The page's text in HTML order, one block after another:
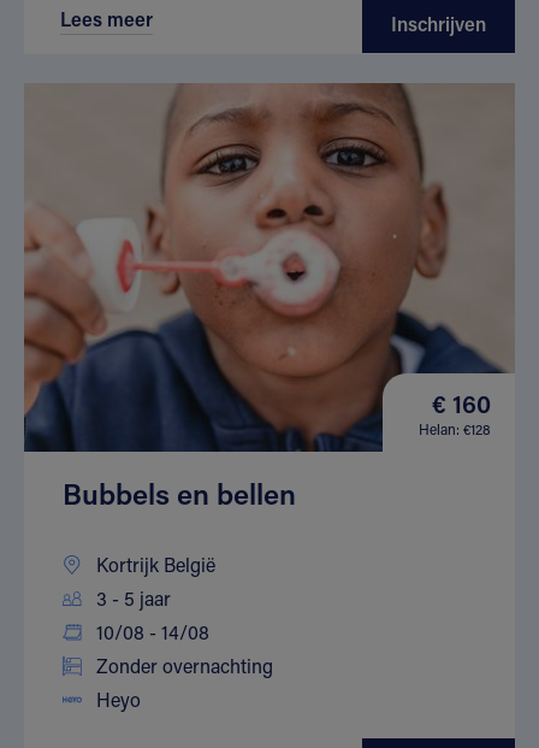
Lees meer Inschrijven
€ 160
Helan: €128
Bubbels en bellen
Kortrijk België
3 - 5 jaar
10/08 - 14/08
Zonder overnachting
Heyo